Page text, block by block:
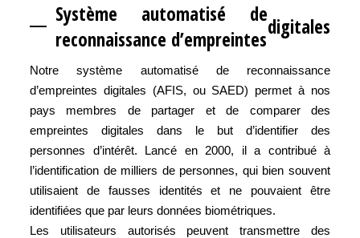
Système automatisé de
reconnaissance d’empreintesdigitales
Notre système automatisé de reconnaissance
d’empreintes digitales (AFIS, ou SAED) permet à nos
pays membres de partager et de comparer des
empreintes digitales dans le but d’identifier des
personnes d’intérêt. Lancé en 2000, il a contribué à
l’identification de milliers de personnes, qui bien souvent
utilisaient de fausses identités et ne pouvaient être
identifiées que par leurs données biométriques.
Les utilisateurs autorisés peuvent transmettre des